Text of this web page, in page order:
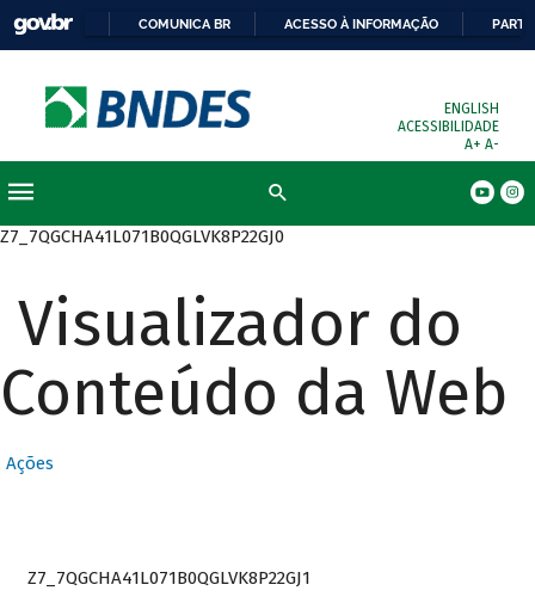
COMUNICA BR ACESSO À INFORMAÇÃO
ENGLISH
ACESSIBILIDADE
A+ A-
Z7_7QGCHA41L071B0QGLVK8P22GJ0
Visualizador do
Conteúdo da Web
Ações
Z7_7QGCHA41L071B0QGLVK8P22GJ1